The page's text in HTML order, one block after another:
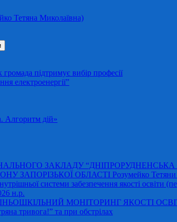
Тетяна Миколаївна)
підтримує вибір професії
електроенергії”
Алгоритм дій»
ЗАКЛАДУ
ЗАПОРІЗЬКОЇ ОБЛАСТІ Розумейко Тетяни
системи забезпечення якості освіти
н.р.
МОНІТОРИНГ ЯКОСТІ
тривога!” та при обстрілах